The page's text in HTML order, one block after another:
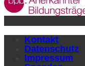
Kontakt
Datenschutz
Impressum